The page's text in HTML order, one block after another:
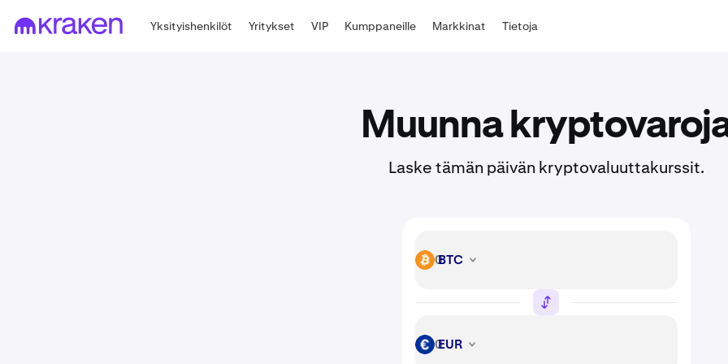
Yksityishenkilöt Yritykset VIP Kumppaneille Markkinat Tietoja
Muunna
Laske tämän päivän kryptovaluuttakurssit.
BTC BTC
EUR EUR